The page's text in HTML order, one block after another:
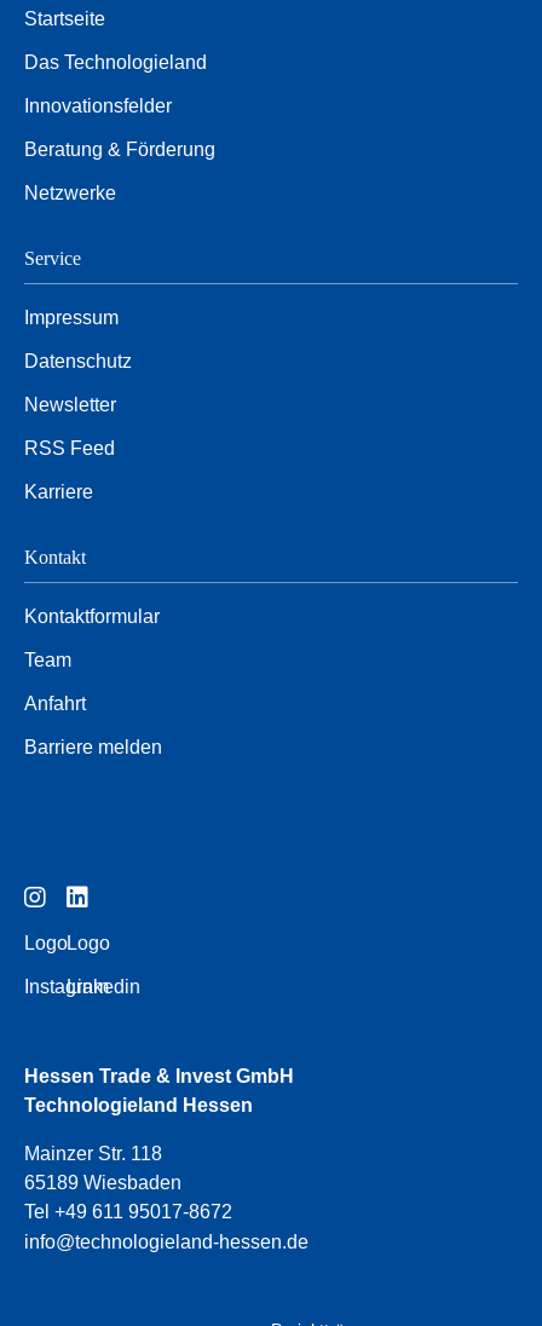
Startseite
Das Technologieland
Innovationsfelder
Beratung & Förderung
Netzwerke
Service
Impressum
Datenschutz
Newsletter
RSS Feed
Karriere
Kontakt
Kontaktformular
Team
Anfahrt
Barriere melden
Logo
Instagram
Logo
Linkedin
Hessen Trade & Invest GmbH
Technologieland Hessen
Mainzer Str. 118
65189 Wiesbaden
Tel +49 611 95017-8672
info@technologieland-hessen.de